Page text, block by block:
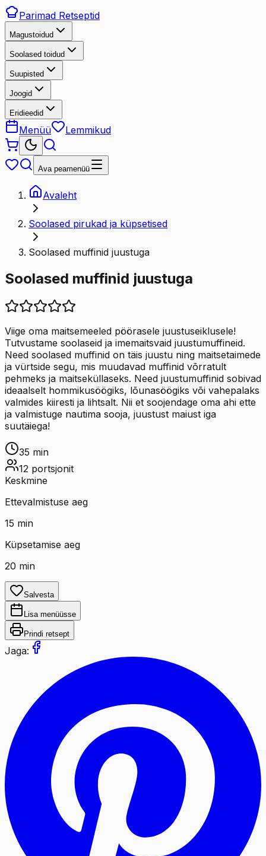
Parimad Retseptid
Magustoidud
Soolased toidud
Suupisted
Joogid
Eridieedid
Menüü Lemmikud
Ava peamenüü
Avaleht
Soolased pirukad ja küpsetised
Soolased muffinid juustuga
Soolased muffinid juustuga
Viige oma maitsemeeled pöörasele juustuseiklusele!
Tutvustame soolaseid ja imemaitsvaid juustumuffineid.
Need soolased muffinid on täis juustu ning maitsetaimede
ja vürtside segu, mis muudavad muffinid võrratult
pehmeks ja maitseküllaseks. Need juustumuffinid sobivad
ideaalselt hommikusöögiks, lõunasöögiks või vahepalaks
valmides kiiresti ja lihtsalt. Nii et soojendage oma ahi ette
ja valmistuge nautima sooja, juustust maiust iga
suutäiega!
35 min
12 portsjonit
Keskmine
Ettevalmistuse aeg
15 min
Küpsetamise aeg
20 min
Salvesta
Lisa menüüsse
Prindi retsept
Jaga: